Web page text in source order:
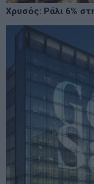
Χρυσός: Ράλι 6%